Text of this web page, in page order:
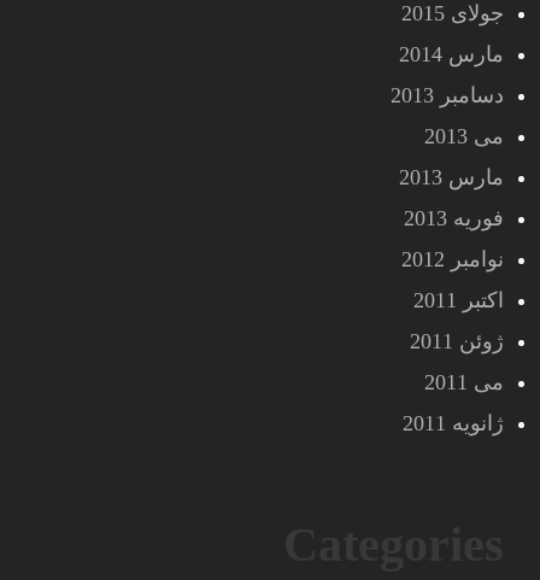
جولای 2015
مارس 2014
دسامبر 2013
می 2013
مارس 2013
فوریه 2013
نوامبر 2012
اکتبر 2011
ژوئن 2011
می 2011
ژانویه 2011